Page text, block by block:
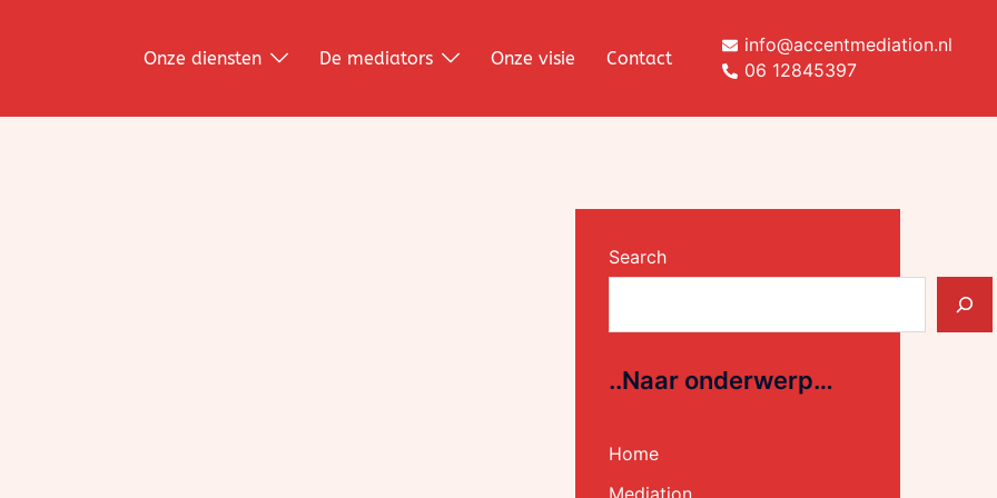
Onze diensten De mediators Onze visie Contact
info@accentmediation.nl
06 12845397
Search
..Naar onderwerp…
Home
Mediation